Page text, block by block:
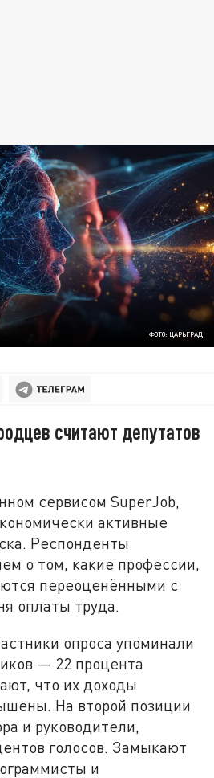
ФОТО: ЦАРЬГРАД
считают депутатов
сервисом SuperJob,
активные
Респонденты
о том, какие профессии,
переоценёнными с
оплаты труда.
опроса упоминали
— 22 процента
что их доходы
На второй позиции
и руководители,
голосов. Замыкают
и